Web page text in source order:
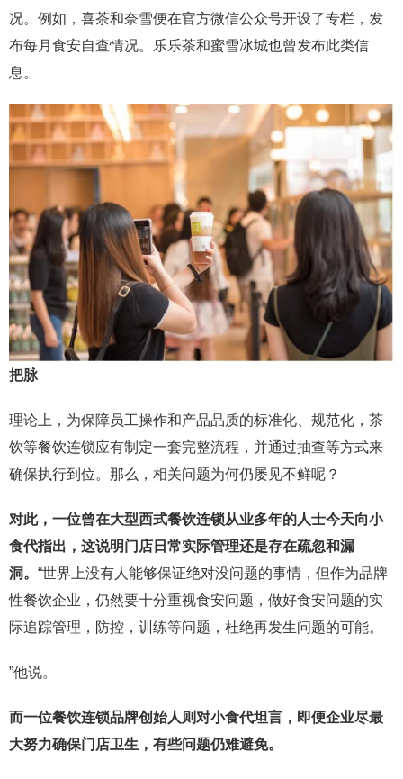
况。例如，喜茶和奈雪便在官方微信公众号开设了专栏，发
布每月食安自查情况。乐乐茶和蜜雪冰城也曾发布此类信
息。
把脉
理论上，为保障员工操作和产品品质的标准化、规范化，茶
饮等餐饮连锁应有制定一套完整流程，并通过抽查等方式来
确保执行到位。那么，相关问题为何仍屡见不鲜呢？
对此，一位曾在大型西式餐饮连锁从业多年的人士今天向小
食代指出，这说明门店日常实际管理还是存在疏忽和漏
洞。 “世界上没有人能够保证绝对没问题的事情，但作为品牌
性餐饮企业，仍然要十分重视食安问题，做好食安问题的实
际追踪管理，防控，训练等问题，杜绝再发生问题的可能。
”他说。
而一位餐饮连锁品牌创始人则对小食代坦言，即便企业尽最
大努力确保门店卫生，有些问题仍难避免。